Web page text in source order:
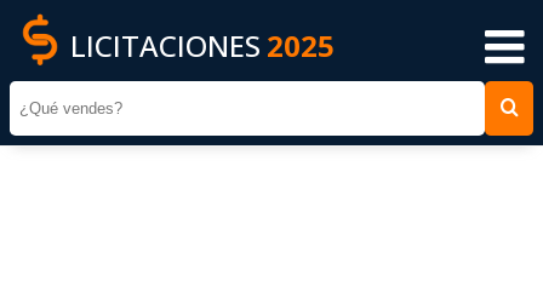
LICITACIONES 2025